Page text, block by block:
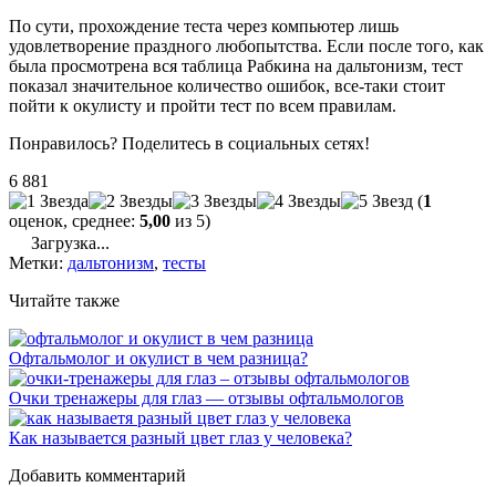
По сути, прохождение теста через компьютер лишь
удовлетворение праздного любопытства. Если после того, как
была просмотрена вся таблица Рабкина на дальтонизм, тест
показал значительное количество ошибок, все-таки стоит
пойти к окулисту и пройти тест по всем правилам.
Понравилось? Поделитесь в социальных сетях!
6 881
(1
оценок, среднее: 5,00 из 5)
Загрузка...
Метки: дальтонизм, тесты
Читайте также
Офтальмолог и окулист в чем разница?
Очки тренажеры для глаз — отзывы офтальмологов
Как называется разный цвет глаз у человека?
Добавить комментарий